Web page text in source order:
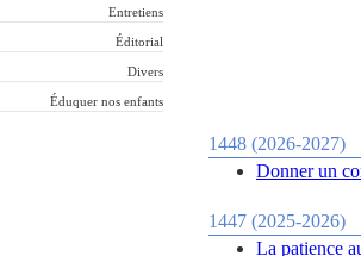
Entretiens
Éditorial
Divers
Éduquer nos enfants
1448 (2026-2027)
Donner un
1447 (2025-2026)
La patience